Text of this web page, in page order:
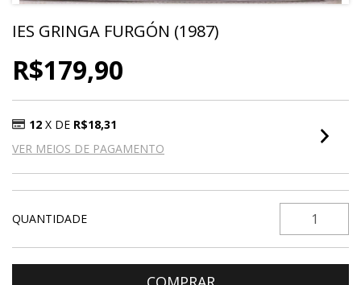
IES GRINGA FURGÓN (1987)
R$179,90
12 X DE R$18,31
VER MEIOS DE PAGAMENTO
QUANTIDADE